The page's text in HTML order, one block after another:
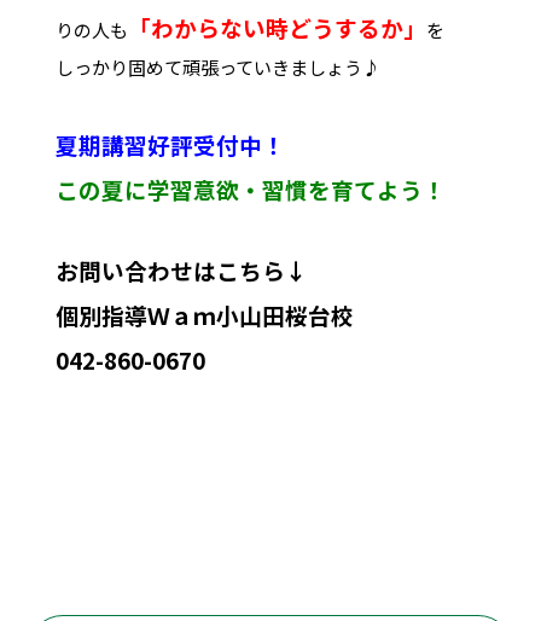
りの人も
「わからない時どうするか」
を
しっかり固めて頑張っていきましょう♪
夏期講習好評受付中！
この夏に学習意欲・習慣を育てよう！
お問い合わせはこちら↓
個別指導Ｗａｍ小山田桜台校
042-860-0670